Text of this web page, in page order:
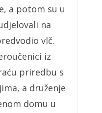
a potom su u
na
vlč.
iz
priredbu s
a druženje
domu u